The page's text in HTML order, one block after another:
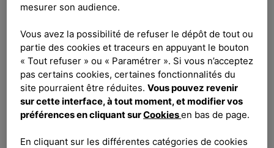
l’appropriation des enjeux d’éco-
conception et de favoriser ainsi leur
intégration dans les pratiques numériques
(conception, architecture et code).
Penser, concevoir et développer des
offres numériques plus responsables les a
donc animés durant ces 3 derniers mois.
mesurer son audience.
Vous avez la possibilité de refuser le dépôt de tout ou
partie des cookies et traceurs en appuyant le bouton
« Tout refuser » ou « Paramétrer ». Si vous n’acceptez
pas certains cookies, certaines fonctionnalités du
site pourraient être réduites.Vous pouvez revenir
sur cette interface, à tout moment, et modifier vos
préférences en cliquant surCookiesen bas de page.
En cliquant sur les différentes catégories de cookies